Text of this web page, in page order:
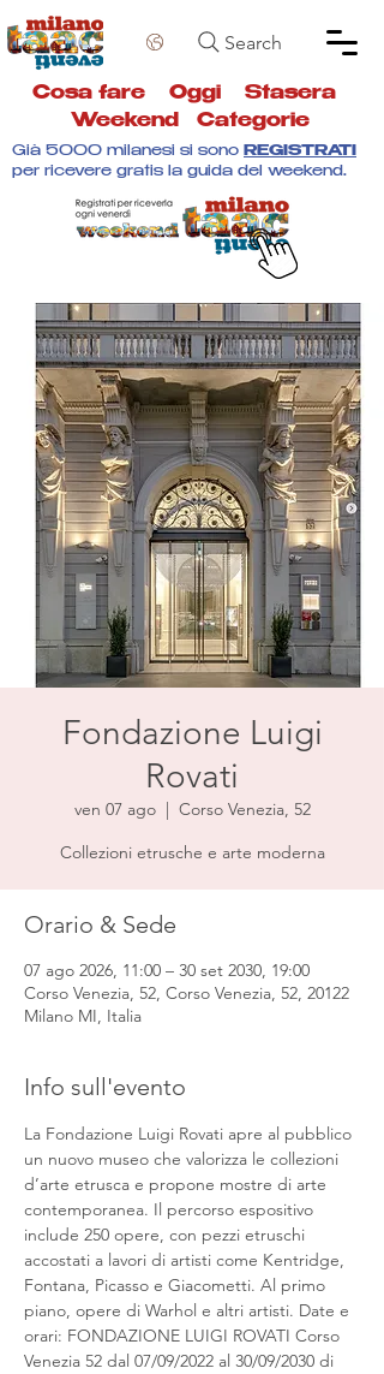
Search
Cosa fare Oggi Stasera
Weekend
Categorie
Già 5000 milanesi si sono REGISTRATI
per ricevere gratis la guida del weekend.
Fondazione Luigi
Rovati
ven 07 ago
  |
Corso Venezia, 52
Collezioni etrusche e arte moderna
Orario & Sede
07 ago 2026, 11:00 – 30 set 2030, 19:00
Corso Venezia, 52, Corso Venezia, 52, 20122
Milano MI, Italia
Info sull'evento
La Fondazione Luigi Rovati apre al pubblico
un nuovo museo che valorizza le collezioni
d’arte etrusca e propone mostre di arte
contemporanea. Il percorso espositivo
include 250 opere, con pezzi etruschi
accostati a lavori di artisti come Kentridge,
Fontana, Picasso e Giacometti. Al primo
piano, opere di Warhol e altri artisti. Date e
orari: FONDAZIONE LUIGI ROVATI Corso
Venezia 52 dal 07/09/2022 al 30/09/2030 di